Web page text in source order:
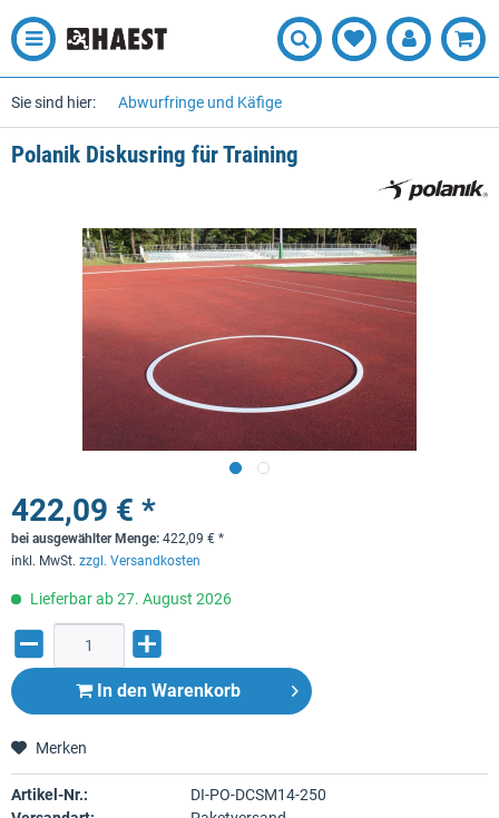
Sie sind hier: Abwurfringe und Käfige
Polanik Diskusring für Training
422,09 € *
bei ausgewählter Menge: 422,09 € *
inkl. MwSt. zzgl. Versandkosten
Lieferbar ab 27. August 2026
In den Warenkorb
Merken
Artikel-Nr.:
DI-PO-DCSM14-250